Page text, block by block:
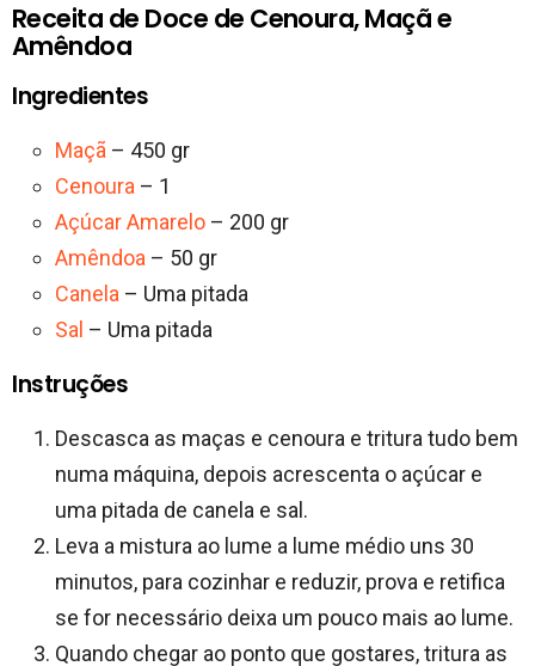
Receita de Doce de Cenoura, Maçã e
Amêndoa
Ingredientes
Maçã – 450 gr
Cenoura – 1
Açúcar Amarelo – 200 gr
Amêndoa – 50 gr
Canela – Uma pitada
Sal – Uma pitada
Instruções
Descasca as maças e cenoura e tritura tudo bem
numa máquina, depois acrescenta o açúcar e
uma pitada de canela e sal.
Leva a mistura ao lume a lume médio uns 30
minutos, para cozinhar e reduzir, prova e retifica
se for necessário deixa um pouco mais ao lume.
Quando chegar ao ponto que gostares, tritura as